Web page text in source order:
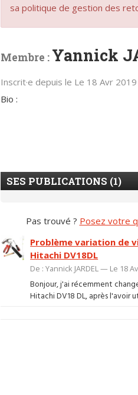
sa politique de gestion des
Membre : Yannick
Inscrit·e depuis le Le 18 Avr
Bio :
SES PUBLICATIONS (1)
Pas trouvé ? Posez votre
Problème variation de
Hitachi DV18DL
De : Yannick JARDEL — Le 18
Bonjour, j'ai récemment
Hitachi DV18 DL, après l'avoir